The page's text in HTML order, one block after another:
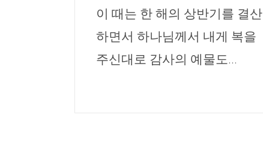
이 때는 한 해의 상반기를 결산
하면서 하나님께서 내게 복을
주신대로 감사의 예물도...